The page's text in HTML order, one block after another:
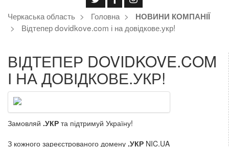
Черкаська область Головна
НОВИНИ КОМПАНІЇ
Відтепер dovidkove.com і на довідкове.укр!
ВІДТЕПЕР DOVIDKOVE.COM
І НА ДОВІДКОВЕ.УКР!
Замовляй .УКР та підтримуй Україну!
З кожного зареєстрованого домену .УКР NIC.UA